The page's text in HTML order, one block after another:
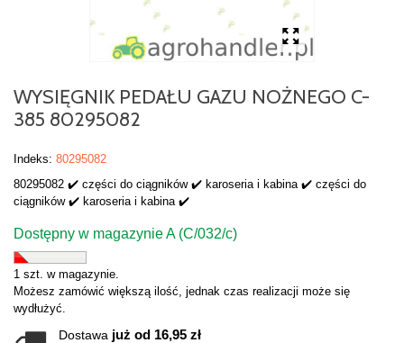
WYSIĘGNIK PEDAŁU GAZU NOŻNEGO C-
385 80295082
Indeks: 80295082
80295082 ✔️ części do ciągników ✔️ karoseria i kabina ✔️ części do
ciągników ✔️ karoseria i kabina ✔️
Dostępny w magazynie A (C/032/c)
1 szt. w magazynie.
Możesz zamówić większą ilość, jednak czas realizacji może się
wydłużyć.
Dostawa już od 16,95 zł